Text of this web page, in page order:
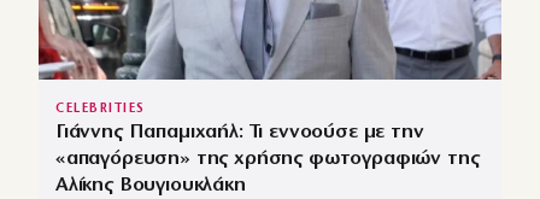
CELEBRITIES
Γιάννης Παπαμιχαήλ: Τι εννοούσε με την
«απαγόρευση» της χρήσης φωτογραφιών της
Αλίκης Βουγιουκλάκη